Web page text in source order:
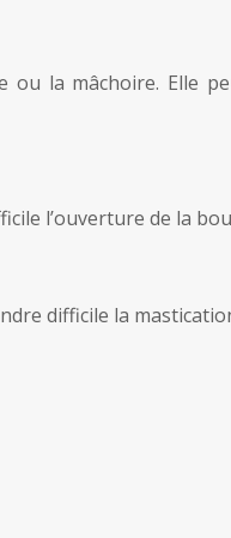
ou la mâchoire. Elle
l’ouverture de la
difficile la